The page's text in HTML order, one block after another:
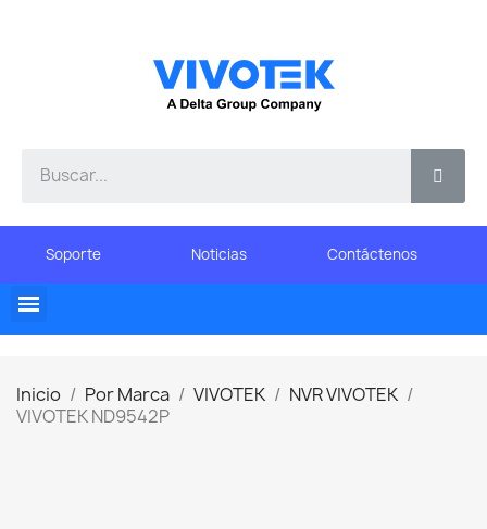
Soporte Noticias Contáctenos
Inicio Por Marca VIVOTEK
NVR VIVOTEK
VIVOTEK ND9542P